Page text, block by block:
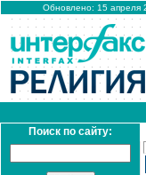
Обновлено: 15 апреля
Поиск по сайту: